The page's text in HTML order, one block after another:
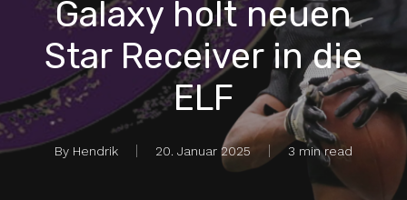
Galaxy holt neuen
Star Receiver in die
ELF
By Hendrik 20. Januar 2025 3 min read